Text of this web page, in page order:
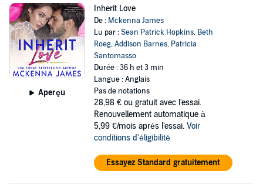
Inside, you can escape to a tropical paradise or an Irish castle.
Listen to stories of arranged marriages, second chances at love,
office romances, enemies to lovers, and even amnesia. You'll find
marriages of convenience (and inconvenience), babies, football
teams, bodyguards, and other smoking hot heroes.
If you love sweet and sexy romance featuring independent women
and stubborn men who will stop at nothing to win the women they
desire, download your copy ofInherit Lovetoday!
©2021 Wisteria Lane Press Audio (P)2021 Wisteria Lane Press
Aperçu
Inherit Love
De : Mckenna James
Lu par :Sean Patrick Hopkins, Beth
Roeg,Addison Barnes, Patricia
Santomasso
Durée : 36 h et 3 min
Langue : Anglais
Pas de notations
28,98 € ou gratuit avec l'essai.
Renouvellement automatique à
5,99 €/mois après l'essai. Voir
conditions d'éligibilité
Essayez Standard gratuitement